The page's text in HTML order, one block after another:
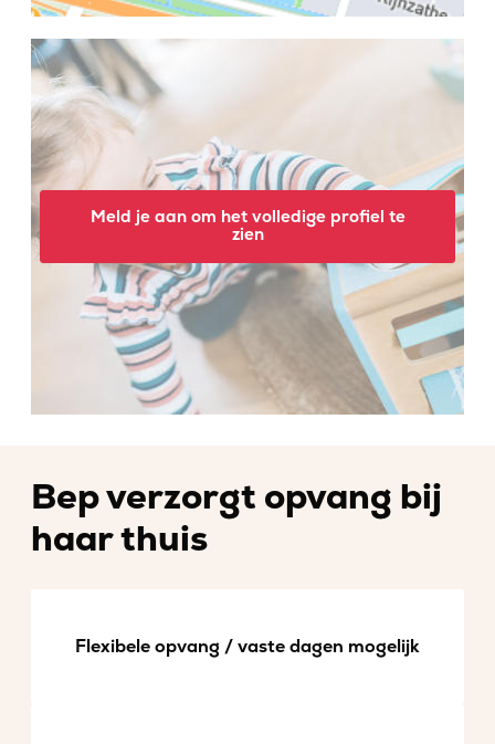
Meld je aan om het volledige profiel te
zien
Bep verzorgt opvang bij
haar thuis
Flexibele opvang / vaste dagen mogelijk